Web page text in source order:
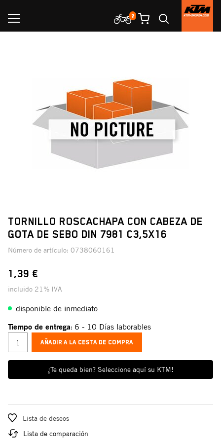
TORNILLO ROSCACHAPA CON CABEZA DE
GOTA DE SEBO DIN 7981 C3,5X16
Número de artículo: 0738060161
1,39 €
incluido 21% IVA
disponible de inmediato
Tiempo de entrega: 6 - 10 Días laborables
¿Te queda bien? Seleccione aquí su KTM!
AÑADIR A LA CESTA DE COMPRA
Lista de deseos
Lista de comparación